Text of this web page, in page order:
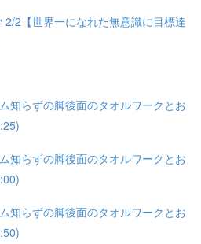
2/2【世界一になれた無意識に目標達
知らずの脚後面のタオルワークとお
知らずの脚後面のタオルワークとお
知らずの脚後面のタオルワークとお